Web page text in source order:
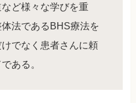
ど様々な学びを重
法であるBHS療法を
でなく患者さんに頼
ある。